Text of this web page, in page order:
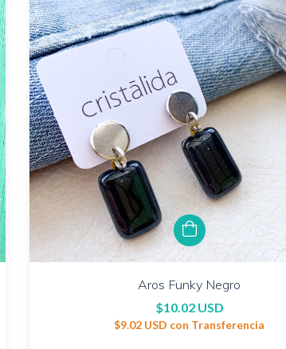
Aros Funky Negro
$10.02 USD
$9.02 USD con Transferencia